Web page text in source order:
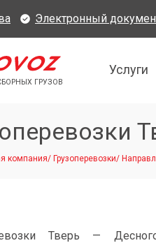
Электронный
ГРУЗОВ
Услуги
компания/ Грузоперевозки/
Тверь —